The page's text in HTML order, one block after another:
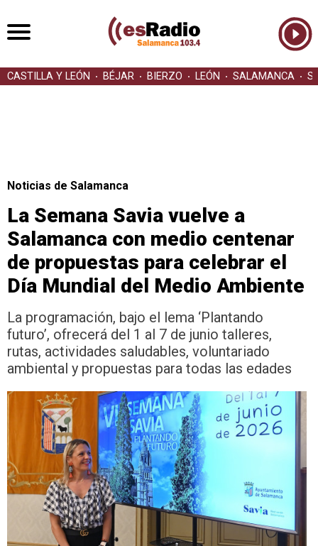
CASTILLA Y LEÓN BÉJAR BIERZO LEÓN SALAMANCA
Noticias de Salamanca
La Semana Savia vuelve a
Salamanca con medio centenar
de propuestas para celebrar el
Día Mundial del Medio Ambiente
La programación, bajo el lema ‘Plantando
futuro’, ofrecerá del 1 al 7 de junio talleres,
rutas, actividades saludables, voluntariado
ambiental y propuestas para todas las edades